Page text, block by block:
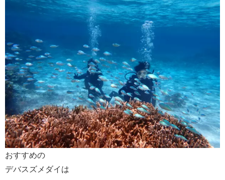
おすすめの
デバスズメダイは